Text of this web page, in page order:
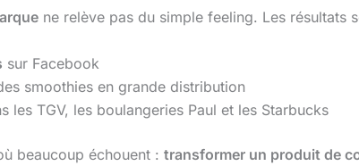
ne relève pas du simple feeling. Les résultats
sur Facebook
smoothies en grande distribution
les TGV, les boulangeries Paul et les Starbucks
beaucoup échouent : transformer un produit de